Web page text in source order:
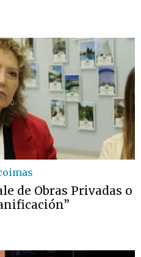
de Obras Privadas o